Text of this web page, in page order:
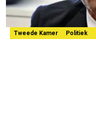
Tweede Kamer Politiek